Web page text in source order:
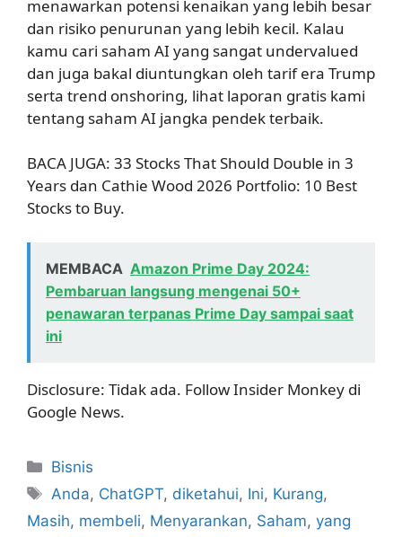
menawarkan potensi kenaikan yang lebih besar
dan risiko penurunan yang lebih kecil. Kalau
kamu cari saham AI yang sangat undervalued
dan juga bakal diuntungkan oleh tarif era Trump
serta trend onshoring, lihat laporan gratis kami
tentang saham AI jangka pendek terbaik.
BACA JUGA: 33 Stocks That Should Double in 3
Years dan Cathie Wood 2026 Portfolio: 10 Best
Stocks to Buy.
MEMBACA Amazon Prime Day 2024:
Pembaruan langsung mengenai 50+
penawaran terpanas Prime Day sampai saat
ini
Disclosure: Tidak ada. Follow Insider Monkey di
Google News.
Kategori
Bisnis
Tag
Anda, ChatGPT, diketahui, Ini, Kurang,
Masih, membeli, Menyarankan, Saham, yang